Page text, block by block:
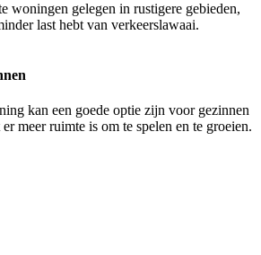
woningen gelegen in rustigere gebieden,
last hebt van verkeerslawaai.
kan een goede optie zijn voor gezinnen
meer ruimte is om te spelen en te groeien.